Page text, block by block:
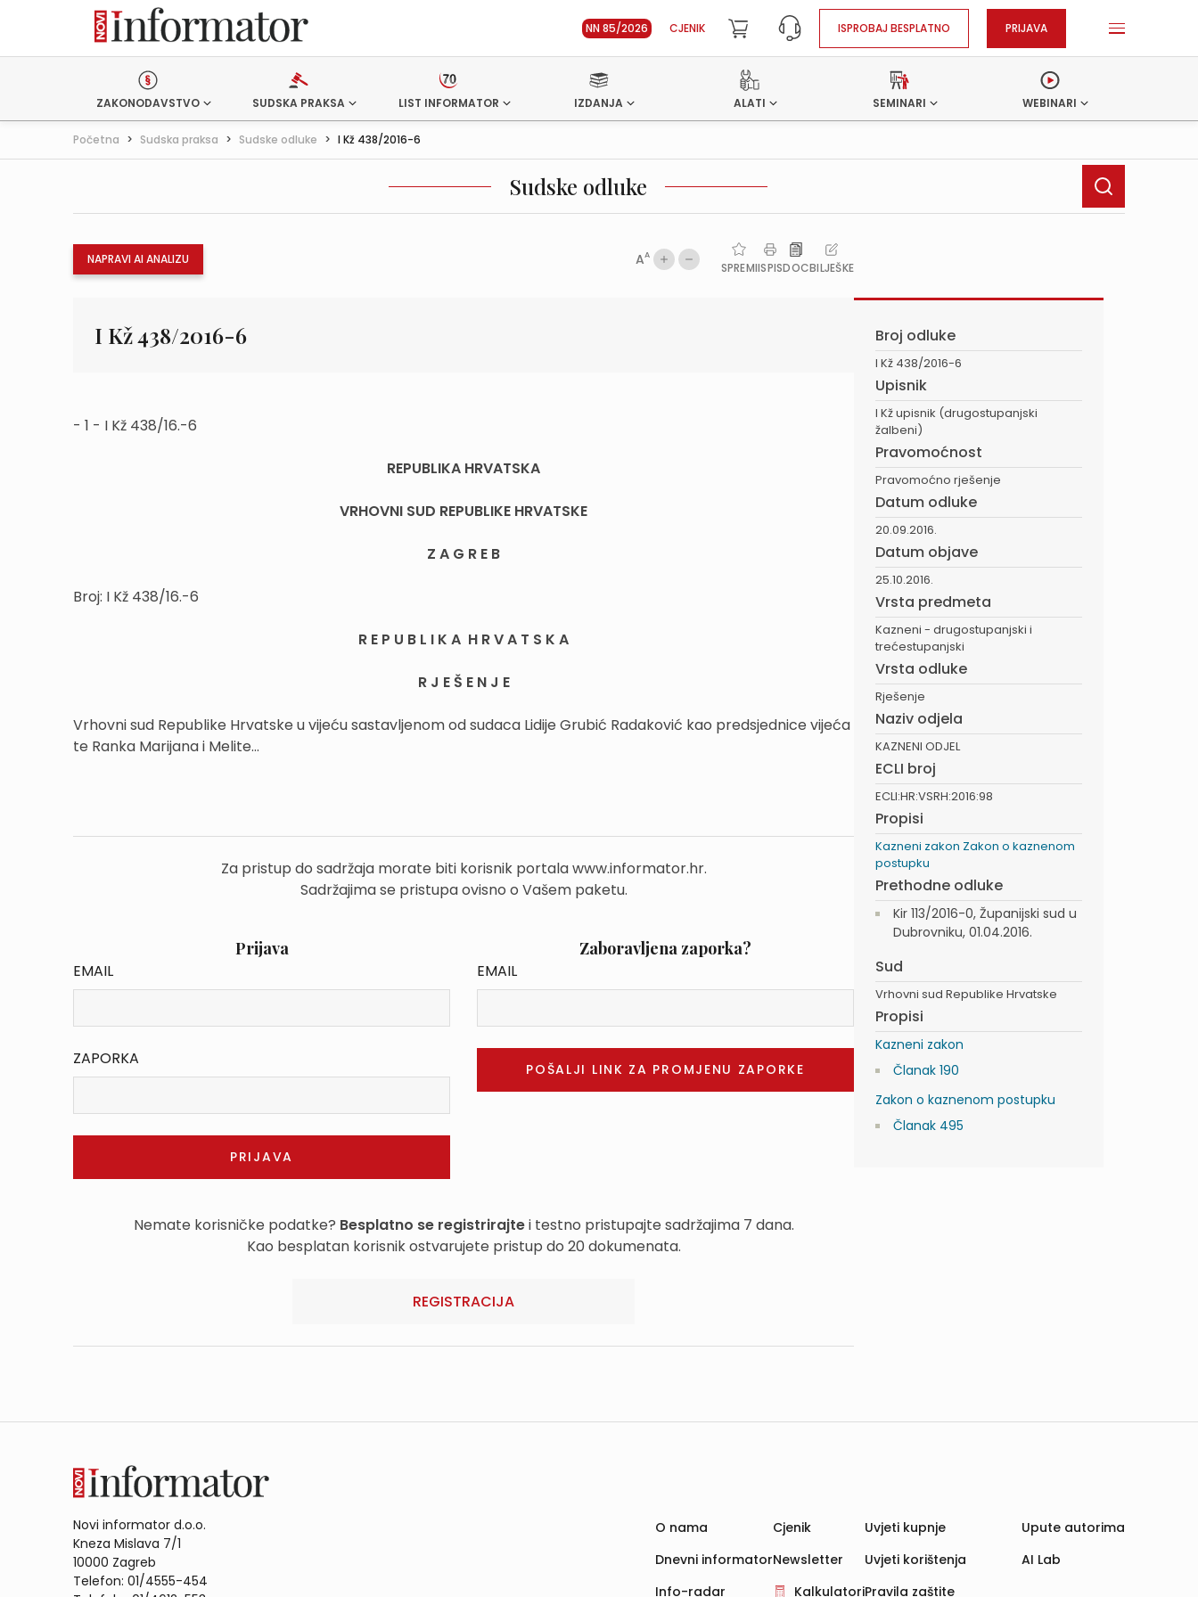
NN 85/2026 CJENIK ISPROBAJ BESPLATNO PRIJAVA
ZAKONODAVSTVO SUDSKA PRAKSA LIST INFORMATOR IZDANJA ALATI SEMINARI WEBINARI
Početna > Sudska praksa > Sudske odluke > I Kž 438/2016-6
Sudske odluke
NAPRAVI AI ANALIZU AA
SPREMIISPISDOCBILJEŠKE
I Kž 438/2016-6
- 1 - I Kž 438/16.-6
REPUBLIKA HRVATSKA
VRHOVNI SUD REPUBLIKE HRVATSKE
Z A G R E B
Broj: I Kž 438/16.-6
R E P U B L I K A H R V A T S K A
R J E Š E N J E
Vrhovni sud Republike Hrvatske u vijeću sastavljenom od sudaca Lidije Grubić Radaković kao predsjednice vijeća
te Ranka Marijana i Melite...
Za pristup do sadržaja morate biti korisnik portala www.informator.hr.
Sadržajima se pristupa ovisno o Vašem paketu.
Prijava
EMAIL
ZAPORKA
Zaboravljena zaporka?
EMAIL
Nemate korisničke podatke? Besplatno se registrirajtei testno pristupajte sadržajima 7 dana.
Kao besplatan korisnik ostvarujete pristup do 20 dokumenata.
REGISTRACIJA
Broj odluke
I Kž 438/2016-6
Upisnik
I Kž upisnik (drugostupanjski
žalbeni)
Pravomoćnost
Pravomoćno rješenje
Datum odluke
20.09.2016.
Datum objave
25.10.2016.
Vrsta predmeta
Kazneni - drugostupanjski i
trećestupanjski
Vrsta odluke
Rješenje
Naziv odjela
KAZNENI ODJEL
ECLI broj
ECLI:HR:VSRH:2016:98
Propisi
Kazneni zakon Zakon o kaznenom
postupku
Prethodne odluke
Kir 113/2016-0, Županijski sud u
Dubrovniku, 01.04.2016.
Sud
Vrhovni sud Republike Hrvatske
Propisi
Kazneni zakon
Članak 190
Zakon o kaznenom postupku
Članak 495
Novi informator d.o.o.
Kneza Mislava 7/1
10000 Zagreb
Telefon: 01/4555-454
O nama
Dnevni informator
Info-radar
Cjenik
Newsletter
Kalkulatori
Uvjeti kupnje
Uvjeti korištenja
Pravila zaštite
Upute autorima
AI Lab